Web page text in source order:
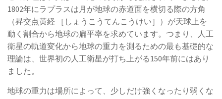
1802年にラプラスは月が地球の赤道面を横切る際の方角
（昇交点黄経 ［しょうこうてんこうけい］）が天球上を
動く割合から地球の扁平率を求めています。つまり、人工
衛星の軌道変化から地球の重力を測るための最も基礎的な
理論は、世界初の人工衛星が打ち上がる150年前にはあり
ました。
地球の重力は場所によって、少しだけ強くなったり弱くな